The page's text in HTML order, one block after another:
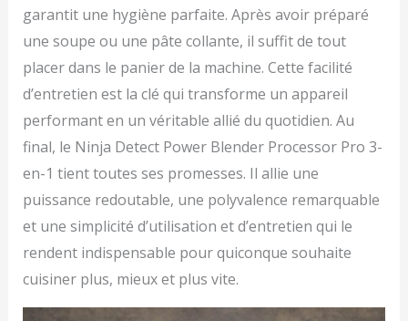
garantit une hygiène parfaite. Après avoir préparé
une soupe ou une pâte collante, il suffit de tout
placer dans le panier de la machine. Cette facilité
d’entretien est la clé qui transforme un appareil
performant en un véritable allié du quotidien. Au
final, le Ninja Detect Power Blender Processor Pro 3-
en-1 tient toutes ses promesses. Il allie une
puissance redoutable, une polyvalence remarquable
et une simplicité d’utilisation et d’entretien qui le
rendent indispensable pour quiconque souhaite
cuisiner plus, mieux et plus vite.